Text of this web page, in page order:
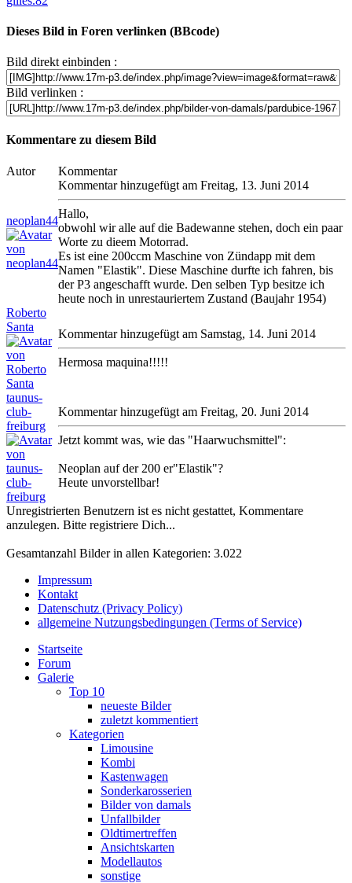
Dieses Bild in Foren verlinken (BBcode)
Bild direkt einbinden :
Bild verlinken :
Kommentare zu diesem Bild
Autor Kommentar
neoplan44
Kommentar hinzugefügt am Freitag, 13. Juni 2014
Hallo,
obwohl wir alle auf die Badewanne stehen, doch ein paar
Worte zu dieem Motorrad.
Es ist eine 200ccm Maschine von Zündapp mit dem
Namen "Elastik". Diese Maschine durfte ich fahren, bis
der P3 angeschafft wurde. Den selben Typ besitze ich
heute noch in unrestauriertem Zustand (Baujahr 1954)
Roberto
Santa
Kommentar hinzugefügt am Samstag, 14. Juni 2014
Hermosa maquina!!!!!
taunus-
club-
freiburg
Kommentar hinzugefügt am Freitag, 20. Juni 2014
Jetzt kommt was, wie das "Haarwuchsmittel":
Neoplan auf der 200 er"Elastik"?
Heute unvorstellbar!
Unregistrierten Benutzern ist es nicht gestattet, Kommentare
anzulegen. Bitte registriere Dich...
Gesamtanzahl Bilder in allen Kategorien: 3.022
Impressum
Kontakt
Datenschutz (Privacy Policy)
allgemeine Nutzungsbedingungen (Terms of Service)
Startseite
Forum
Galerie
Top 10
neueste Bilder
zuletzt kommentiert
Kategorien
Limousine
Kombi
Kastenwagen
Sonderkarosserien
Bilder von damals
Unfallbilder
Oldtimertreffen
Ansichtskarten
Modellautos
sonstige